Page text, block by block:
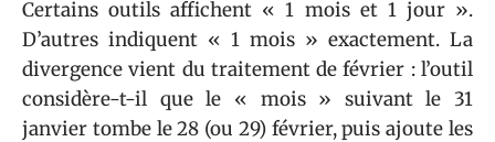
Certains outils affichent « 1 mois et 1 jour ».
D’autres indiquent « 1 mois » exactement. La
divergence vient du traitement de février : l’outil
considère-t-il que le « mois » suivant le 31
janvier tombe le 28 (ou 29) février, puis ajoute les